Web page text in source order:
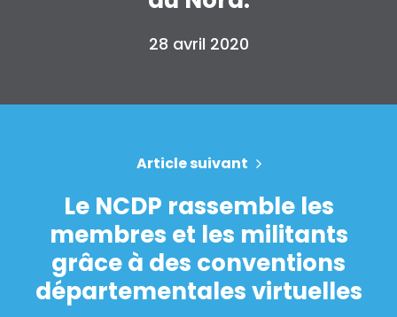
28 avril 2020
Article suivant
Le NCDP rassemble les
membres et les militants
grâce à des conventions
départementales virtuelles